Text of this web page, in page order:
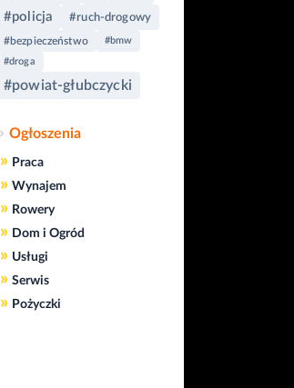
#policja #ruch-drogowy
#bezpieczeństwo #bmw
#droga
#powiat-głubczycki
Ogłoszenia
» Praca
» Wynajem
» Rowery
» Dom i Ogród
» Usługi
» Serwis
» Pożyczki